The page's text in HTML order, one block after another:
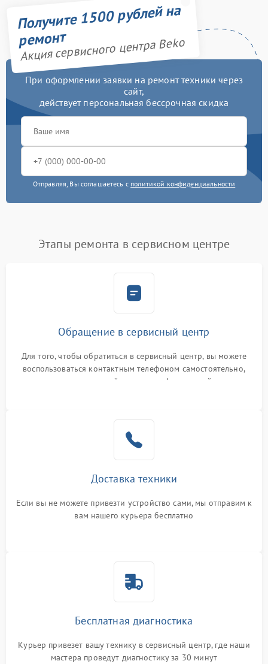
Получите 1500 рублей на
ремонт
Акция сервисного центра Beko
При оформлении заявки на ремонт техники через
сайт,
действует персональная бессрочная скидка
Отправляя, Вы соглашаетесь с политикой конфиденциальности
Этапы ремонта в сервисном центре
Обращение в сервисный центр
Для того, чтобы обратиться в сервисный центр, вы можете
воспользоваться контактным телефоном самостоятельно,
или оставить свой номер телефона на сайте
Доставка техники
Если вы не можете привезти устройство сами, мы отправим к
вам нашего курьера бесплатно
Бесплатная диагностика
Курьер привезет вашу технику в сервисный центр, где наши
мастера проведут диагностику за 30 минут